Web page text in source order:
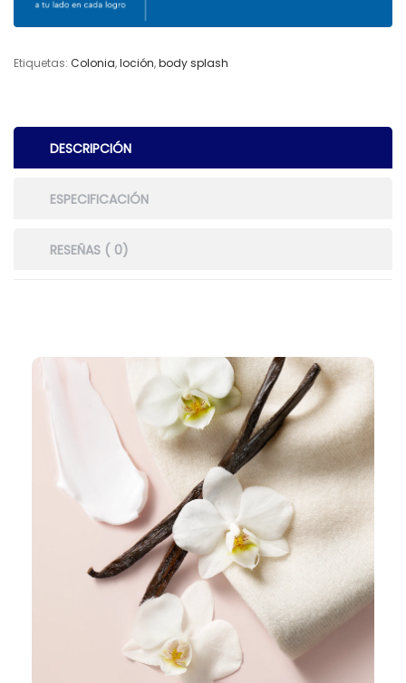
Etiquetas: Colonia,loción,body splash
DESCRIPCIÓN
ESPECIFICACIÓN
RESEÑAS ( 0)